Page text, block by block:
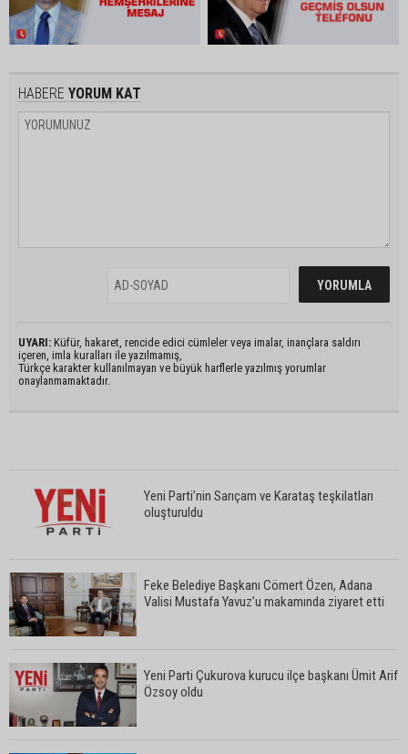
HABERE YORUM KAT
UYARI: Küfür, hakaret, rencide edici cümleler veya imalar, inançlara saldırı
içeren, imla kuralları ile yazılmamış,
Türkçe karakter kullanılmayan ve büyük harflerle yazılmış yorumlar
onaylanmamaktadır.
Yeni Parti’nin Sarıçam ve Karataş teşkilatları
oluşturuldu
Feke Belediye Başkanı Cömert Özen, Adana
Valisi Mustafa Yavuz’u makamında ziyaret etti
Yeni Parti Çukurova kurucu ilçe başkanı Ümit Arif
Özsoy oldu